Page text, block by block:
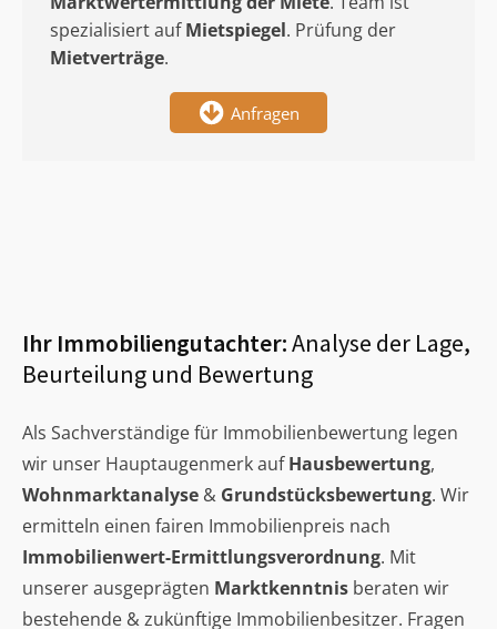
spezialisiert aufMietspiegel. Prüfung der
Mietverträge.
Anfragen
Ihr Immobiliengutachter:Analyse der Lage,
Beurteilung und Bewertung
Als Sachverständige für Immobilienbewertung legen
wir unser Hauptaugenmerk aufHausbewertung,
Wohnmarktanalyse & Grundstücksbewertung. Wir
ermitteln einen fairen Immobilienpreis nach
Immobilienwert-Ermittlungsverordnung. Mit
unserer ausgeprägten Marktkenntnis beraten wir
bestehende & zukünftige Immobilienbesitzer. Fragen